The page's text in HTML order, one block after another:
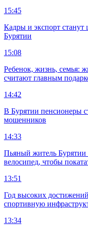
15:45
Кадры и экспорт
Бурятии
15:08
Ребенок, жизнь, семья:
считают главным
14:42
В Бурятии пенсионеры
мошенников
14:33
Пьяный житель Бурятии
велосипед, чтобы
13:51
Год высоких
спортивную
13:34